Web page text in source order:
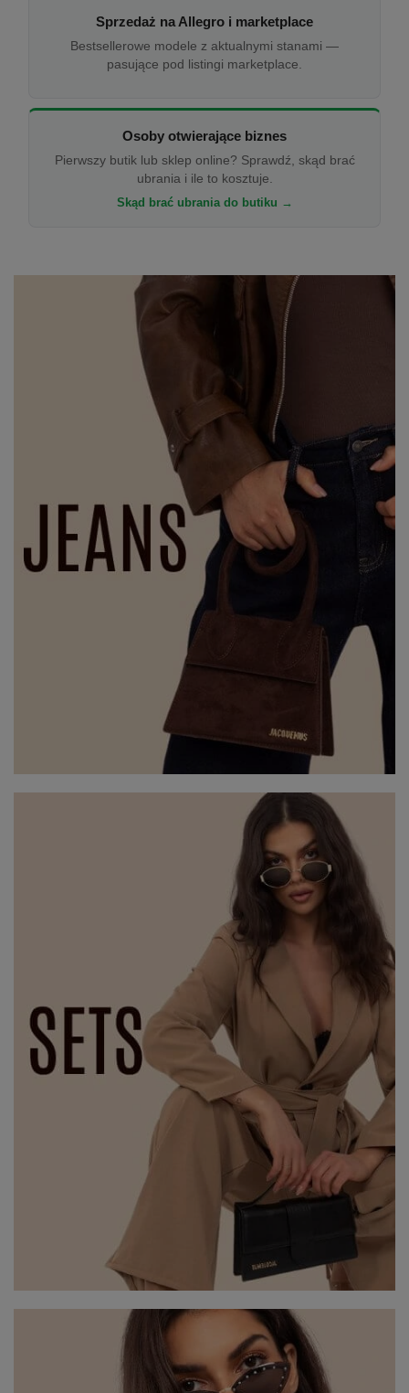
Sprzedaż na Allegro i marketplace
Bestsellerowe modele z aktualnymi stanami —
pasujące pod listingi marketplace.
Osoby otwierające biznes
Pierwszy butik lub sklep online? Sprawdź, skąd brać
ubrania i ile to kosztuje.
Skąd brać ubrania do butiku →